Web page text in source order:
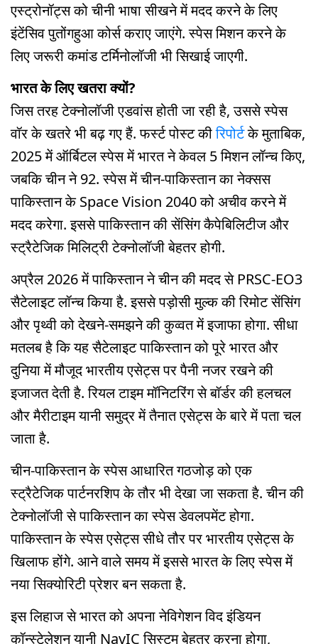
एस्ट्रोनॉट्स को चीनी भाषा सीखने में मदद करने के लिए
इंटेंसिव पुतोंगहुआ कोर्स कराए जाएंगे. स्पेस मिशन करने के
लिए जरूरी कमांड टर्मिनोलॉजी भी सिखाई जाएगी.
भारत के लिए खतरा क्यों?
जिस तरह टेक्नोलॉजी एडवांस होती जा रही है, उससे स्पेस
वॉर के खतरे भी बढ़ गए हैं. फर्स्ट पोस्ट कीरिपोर्टके मुताबिक,
2025 में ऑर्बिटल स्पेस में भारत ने केवल 5 मिशन लॉन्च किए,
जबकि चीन ने 92. स्पेस में चीन-पाकिस्तान का नेक्सस
पाकिस्तान के Space Vision 2040 को अचीव करने में
मदद करेगा. इससे पाकिस्तान की सेंसिंग कैपेबिलिटीज और
स्ट्रैटेजिक मिलिट्री टेक्नोलॉजी बेहतर होगी.
अप्रैल 2026 में पाकिस्तान ने चीन की मदद से PRSC-EO3
सैटेलाइट लॉन्च किया है. इससे पड़ोसी मुल्क की रिमोट सेंसिंग
और पृथ्वी को देखने-समझने की कुव्वत में इजाफा होगा. सीधा
मतलब है कि यह सैटेलाइट पाकिस्तान को पूरे भारत और
दुनिया में मौजूद भारतीय एसेट्स पर पैनी नजर रखने की
इजाजत देती है. रियल टाइम मॉनिटरिंग से बॉर्डर की हलचल
और मैरीटाइम यानी समुद्र में तैनात एसेट्स के बारे में पता चल
जाता है.
चीन-पाकिस्तान के स्पेस आधारित गठजोड़ को एक
स्ट्रैटेजिक पार्टनरशिप के तौर भी देखा जा सकता है. चीन की
टेक्नोलॉजी से पाकिस्तान का स्पेस डेवलपमेंट होगा.
पाकिस्तान के स्पेस एसेट्स सीधे तौर पर भारतीय एसेट्स के
खिलाफ होंगे. आने वाले समय में इससे भारत के लिए स्पेस में
नया सिक्योरिटी प्रेशर बन सकता है.
इस लिहाज से भारत को अपना नेविगेशन विद इंडियन
कॉन्स्टेलेशन यानी NavIC सिस्टम बेहतर करना होगा,